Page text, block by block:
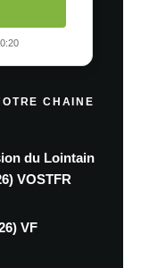
CHAINE
du Lointain
VOSTFR
VF